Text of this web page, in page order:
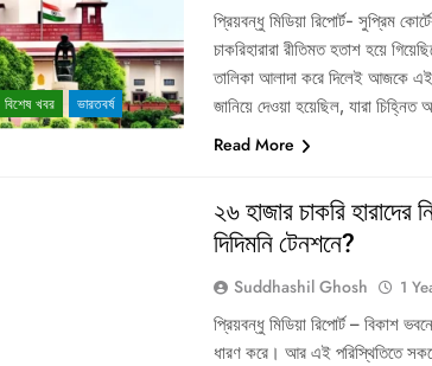
বিশেষ খবর ভারতবর্ষ
প্রিয়বন্ধু মিডিয়া রিপোর্ট- সুপ্রিম
চাকরিহারারা রীতিমত হতাশ হয়ে
তালিকা আলাদা করে দিলেই আজকে এই
জানিয়ে দেওয়া হয়েছিল, যারা
Read More
২৬ হাজার চাকরি
দিদিমনি টেনশনে?
Suddhashil Ghosh 1
প্রিয়বন্ধু মিডিয়া রিপোর্ট – বিকাশ
ধারণ করে। আর এই পরিস্থিতিতে